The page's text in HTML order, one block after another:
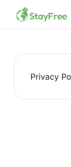
Privacy